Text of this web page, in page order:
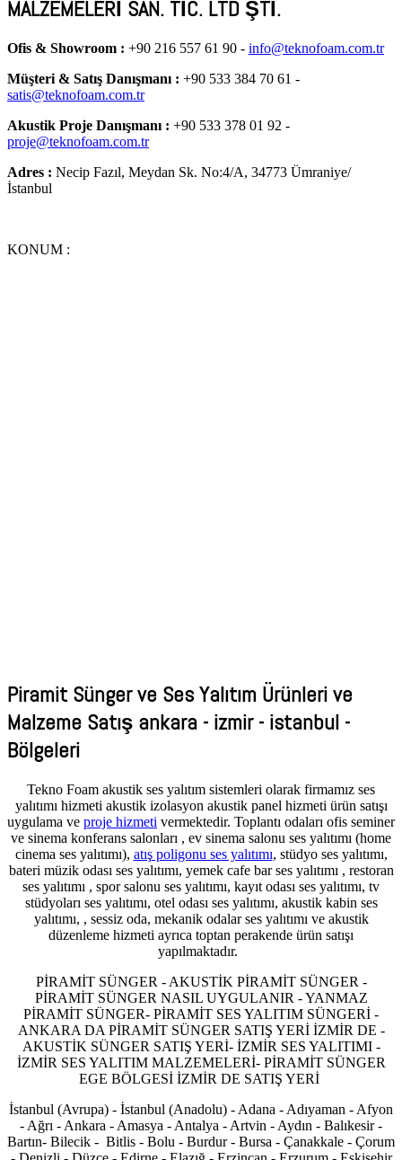
MALZEMELERİ SAN. TİC. LTD ŞTİ.
Ofis & Showroom : +90 216 557 61 90 - info@teknofoam.com.tr
Müşteri & Satış Danışmanı : +90 533 384 70 61 -
satis@teknofoam.com.tr
Akustik Proje Danışmanı : +90 533 378 01 92 -
proje@teknofoam.com.tr
Adres : Necip Fazıl, Meydan Sk. No:4/A, 34773 Ümraniye/
İstanbul
KONUM :
Piramit Sünger ve Ses Yalıtım Ürünleri ve
Malzeme Satış ankara - izmir - istanbul -
Bölgeleri
Tekno Foam akustik ses yalıtım sistemleri olarak firmamız ses
yalıtımı hizmeti akustik izolasyon akustik panel hizmeti ürün satışı
uygulama ve proje hizmeti vermektedir. Toplantı odaları ofis seminer
ve sinema konferans salonları , ev sinema salonu ses yalıtımı (home
cinema ses yalıtımı), atış poligonu ses yalıtımı, stüdyo ses yalıtımı,
bateri müzik odası ses yalıtımı, yemek cafe bar ses yalıtımı , restoran
ses yalıtımı , spor salonu ses yalıtımı, kayıt odası ses yalıtımı, tv
stüdyoları ses yalıtımı, otel odası ses yalıtımı, akustik kabin ses
yalıtımı, , sessiz oda, mekanik odalar ses yalıtımı ve akustik
düzenleme hizmeti ayrıca toptan perakende ürün satışı
yapılmaktadır.
PİRAMİT SÜNGER - AKUSTİK PİRAMİT SÜNGER -
PİRAMİT SÜNGER NASIL UYGULANIR - YANMAZ
PİRAMİT SÜNGER- PİRAMİT SES YALITIM SÜNGERİ -
ANKARA DA PİRAMİT SÜNGER SATIŞ YERİ İZMİR DE -
AKUSTİK SÜNGER SATIŞ YERİ- İZMİR SES YALITIMI -
İZMİR SES YALITIM MALZEMELERİ- PİRAMİT SÜNGER
EGE BÖLGESİ İZMİR DE SATIŞ YERİ
İstanbul (Avrupa) - İstanbul (Anadolu) - Adana - Adıyaman - Afyon
- Ağrı - Ankara - Amasya - Antalya - Artvin - Aydın - Balıkesir -
Bartın- Bilecik - Bitlis - Bolu - Burdur - Bursa - Çanakkale - Çorum